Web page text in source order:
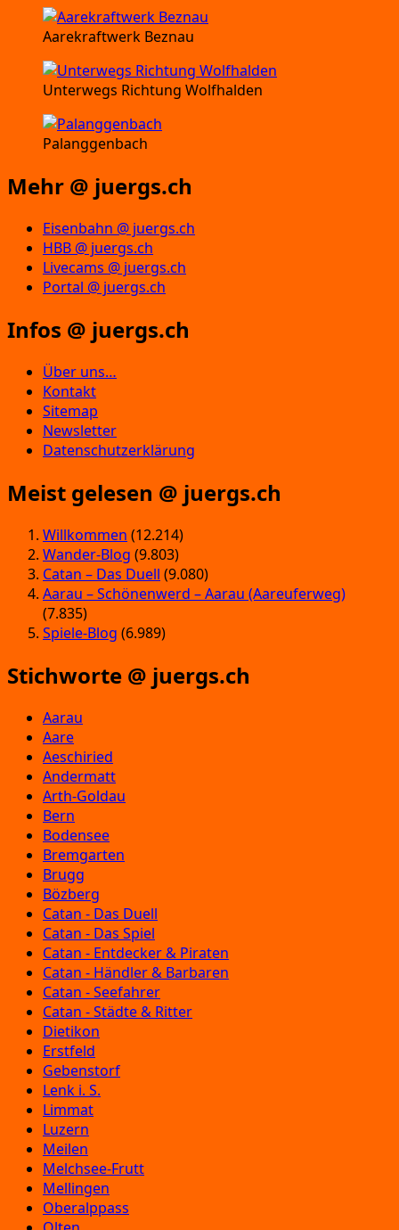
Aarekraftwerk Beznau
Unterwegs Richtung Wolfhalden
Palanggenbach
Mehr @ juergs.ch
Eisenbahn @ juergs.ch
HBB @ juergs.ch
Livecams @ juergs.ch
Portal @ juergs.ch
Infos @ juergs.ch
Über uns…
Kontakt
Sitemap
Newsletter
Datenschutzerklärung
Meist gelesen @ juergs.ch
Willkommen (12.214)
Wander-Blog (9.803)
Catan – Das Duell (9.080)
Aarau – Schönenwerd – Aarau (Aareuferweg)
(7.835)
Spiele-Blog (6.989)
Stichworte @ juergs.ch
Aarau
Aare
Aeschiried
Andermatt
Arth-Goldau
Bern
Bodensee
Bremgarten
Brugg
Bözberg
Catan - Das Duell
Catan - Das Spiel
Catan - Entdecker & Piraten
Catan - Händler & Barbaren
Catan - Seefahrer
Catan - Städte & Ritter
Dietikon
Erstfeld
Gebenstorf
Lenk i. S.
Limmat
Luzern
Meilen
Melchsee-Frutt
Mellingen
Oberalppass